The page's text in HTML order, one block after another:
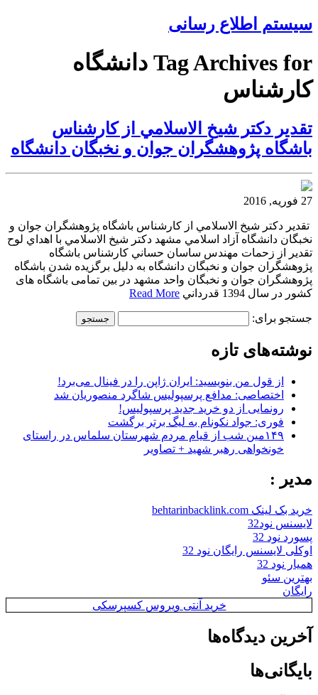
سیستم اطلاع رسانی
Tag Archives for دانشگاه
كارشناس
تقدير دكتر شيخ الاسلامي از كارشناس
باشگاه پژوهشگران جوان و نخبگان دانشگاه
27 فوریه, 2016
تقدير دكتر شيخ الاسلامي از كارشناس باشگاه پژوهشگران جوان و
نخبگان دانشگاه آزاد اسلامي مشهد دكتر شيخ الاسلامي با اهداي لوح
تقدير از زحمات مهندس ساسان حساني كارشناس باشگاه
پژوهشگران جوان و نخبگان دانشگاه به دليل برگزیده شدن باشگاه
پژوهشگران جوان و نخبگان واحد مشهد در بین تمامی باشگاه های
کشور در سال 1394 قدرداني
Read More
جستجو برای:
نوشته‌های تازه
از قول من بنویسید: ایران ژاپن را در فینال می‌برد!
اختصاصی: مدافع پرسپولیس شاگرد منصوریان شد
رونمایی از دو خرید جدید پرسپولیس!
فوری: جواد نکونام به لیگ برتر برگشت
۱۴۹مین شب از قیام مردم شهرستان سلماس در راستای
خونخواهی رهبر شهید + تصاویر
مدیر :
خرید بک لینک behtarinbacklink.com
لایسنس نود32
پسورد نود 32
اوکلی لایسنس رایگان نود 32
همیار نود 32
بهترین سئو
رایگان
خرید آنتی ویروس کسپرسکی
آخرین دیدگاه‌ها
بایگانی‌ها